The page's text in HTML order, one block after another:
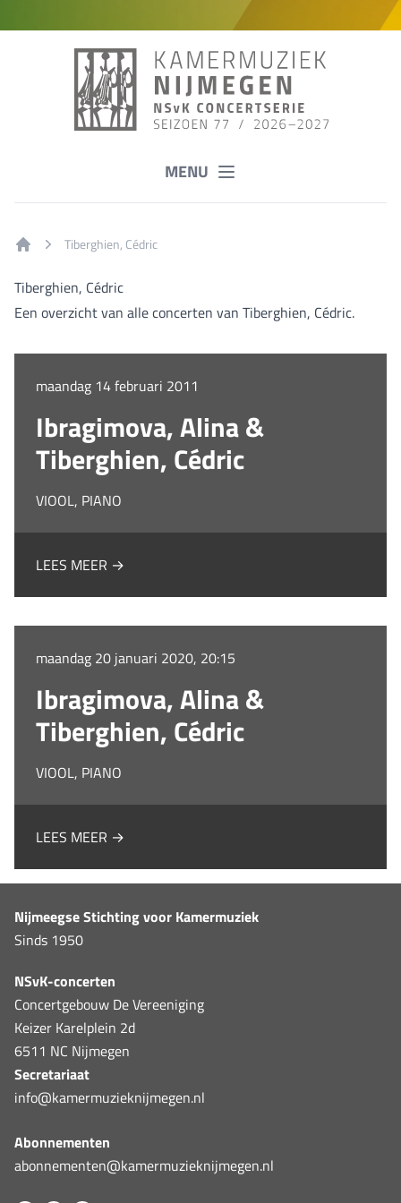
MENU
Tiberghien, Cédric
Tiberghien, Cédric
Een overzicht van alle concerten van Tiberghien, Cédric.
maandag 14 februari 2011
Ibragimova, Alina &
Tiberghien, Cédric
VIOOL, PIANO
LEES MEER →
maandag 20 januari 2020, 20:15
Ibragimova, Alina &
Tiberghien, Cédric
VIOOL, PIANO
LEES MEER →
Nijmeegse Stichting voor Kamermuziek
Sinds 1950
NSvK-concerten
Concertgebouw De Vereeniging
Keizer Karelplein 2d
6511 NC Nijmegen
Secretariaat
info@kamermuzieknijmegen.nl
Abonnementen
abonnementen@kamermuzieknijmegen.nl